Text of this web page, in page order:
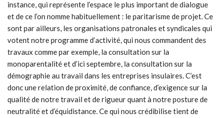
instance, qui représente l’espace le plus important de dialogue
et de ce l’on nomme habituellement : le paritarisme de projet. Ce
sont par ailleurs, les organisations patronales et syndicales qui
votent notre programme d’activité, qui nous commandent des
travaux comme par exemple, la consultation sur la
monoparentalité et d’ici septembre, la consultation sur la
démographie au travail dans les entreprises insulaires. C’est
donc une relation de proximité, de confiance, d’exigence sur la
qualité de notre travail et de rigueur quant à notre posture de
neutralité et d’équidistance. Ce qui nous crédibilise tient de